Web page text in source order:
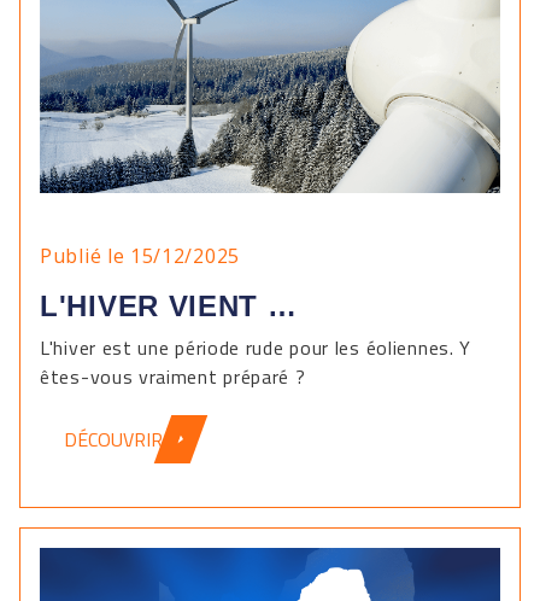
Publié le 15/12/2025
L'HIVER VIENT …
L'hiver est une période rude pour les éoliennes. Y
êtes-vous vraiment préparé ?
DÉCOUVRIR